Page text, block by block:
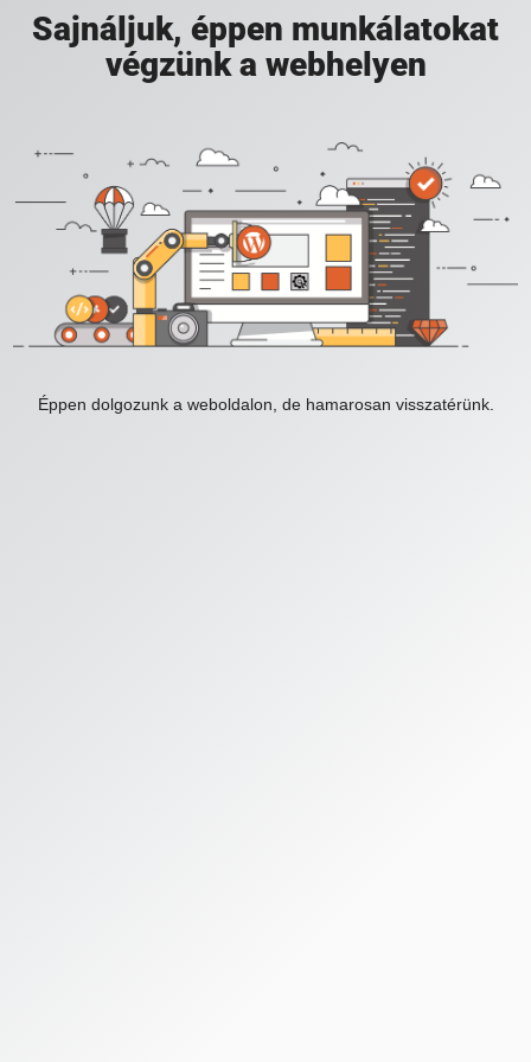
Sajnáljuk, éppen munkálatokat
végzünk a webhelyen
Éppen dolgozunk a weboldalon, de hamarosan visszatérünk.